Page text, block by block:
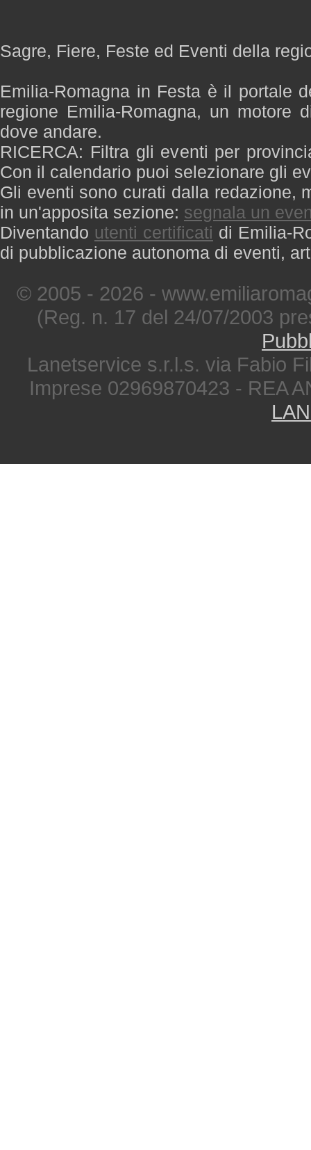
Sagre, Fiere, Feste ed Eventi della
Emilia-Romagna in Festa è il portale
regione Emilia-Romagna, un motore
dove andare.
RICERCA: Filtra gli eventi per
Con il calendario puoi selezionare gli
Gli eventi sono curati dalla redazione,
in un'apposita sezione: segnala un
Diventando utenti certificati di Emilia-
di pubblicazione autonoma di eventi,
© 2005 - 2026 -
(Reg. n. 17 del 24/07/2003
Lanetservice s.r.l.s. via Fabio
Imprese 02969870423 - REA